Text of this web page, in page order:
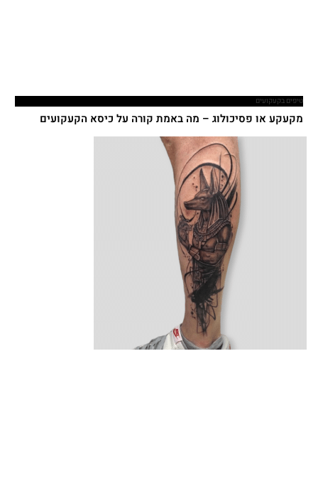
טיפים בקעקועים
מקעקע או פסיכולוג – מה באמת קורה על כיסא הקעקועים